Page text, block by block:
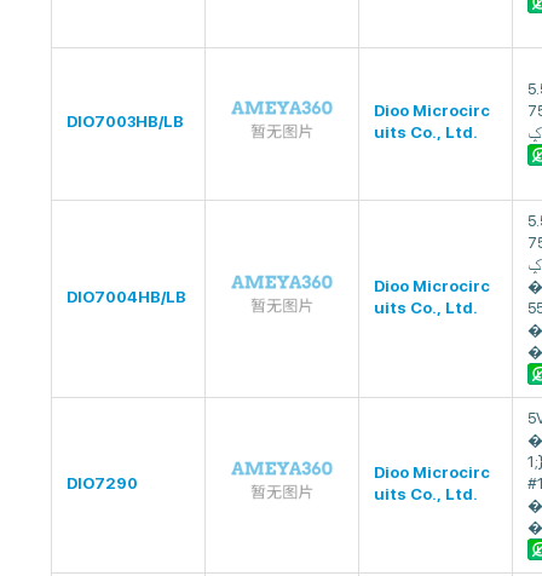
DIO7003HB/LB
Dioo Microcirc
uits Co., Ltd.
DIO7004HB/LB
Dioo Microcirc
uits Co., Ltd.
ݤIC,�5A,
�
DIO7290
Dioo Microcirc
uits Co., Ltd.